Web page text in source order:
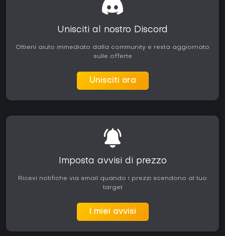
Unisciti al nostro Discord
Ottieni aiuto immediato dalla community e resta aggiornato
sulle offerte
Unisciti ora
Imposta avvisi di prezzo
Ricevi notifiche via email quando i prezzi scendono al tuo
target
I miei avvisi